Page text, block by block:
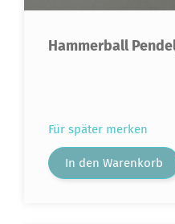
Hammerball
Für später merken
In den Warenkorb